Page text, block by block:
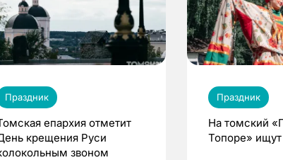
Праздник
епархия отметит
крещения Руси
звоном
Праздник
На томский
Топоре» ищут